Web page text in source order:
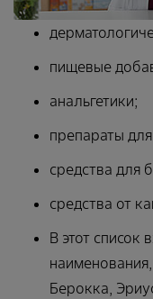
пищевые
анальгетики;
препараты
средства для
средства от
В этот список
Берокка,